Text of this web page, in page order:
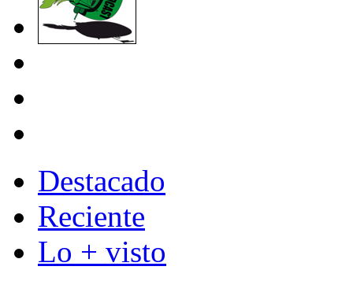
Destacado
Reciente
Lo + visto